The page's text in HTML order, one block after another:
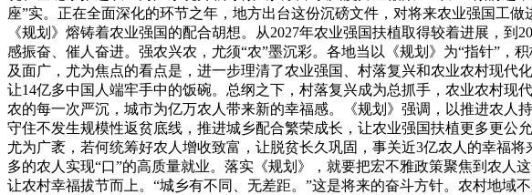
座”实。正在全面深化的环节之年，地方出台这份沉磅文件，对将来农业强国工
《规划》熔铸着农业强国的配合胡想。从2027年农业强国扶植取得较着进展，
感振奋、催人奋进。强农兴农，尤须“农”墨沉彩。各地当以《规划》为“指针”
及面广，尤为焦点的看点是，进一步理清了农业强国、村落复兴和农业农村现
让14亿多中国人端牢手中的饭碗。总纲之下，村落复兴成为总抓手，农业农村
农的每一次严沉，城市为亿万农人带来新的幸福感。《规划》强调，以推进农
守住不发生规模性返贫底线，推进城乡配合繁荣成长，让农业强国扶植更多更
尤为广袤，若何统筹好农人增收致富，让脱贫长久巩固，事关近3亿农人的幸福
多的农人实现“口”的高质量就业。落实《规划》，就要把宏不雅政策聚焦到农人
让农村幸福拔节而上。“城乡有不同、无差距。”这是将来的奋斗方针。农村地域